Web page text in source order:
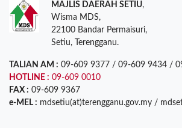
MAJLIS DAERAH SETIU,
Wisma MDS,
22100 Bandar Permaisuri,
Setiu, Terengganu.
TALIAN AM : 09-609 9377 / 09-609 9434 /
HOTLINE : 09-609 0010
FAX : 09-609 9367
e-MEL : mdsetiu(at)terengganu.gov.my /